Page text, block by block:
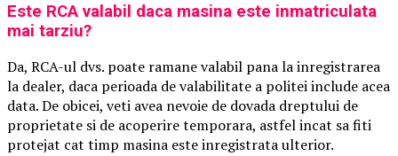
Este RCA valabil daca masina este inmatriculata
mai tarziu?
Da, RCA-ul dvs. poate ramane valabil pana la inregistrarea
la dealer, daca perioada de valabilitate a politei include acea
data. De obicei, veti avea nevoie de dovada dreptului de
proprietate si de acoperire temporara, astfel incat sa fiti
protejat cat timp masina este inregistrata ulterior.